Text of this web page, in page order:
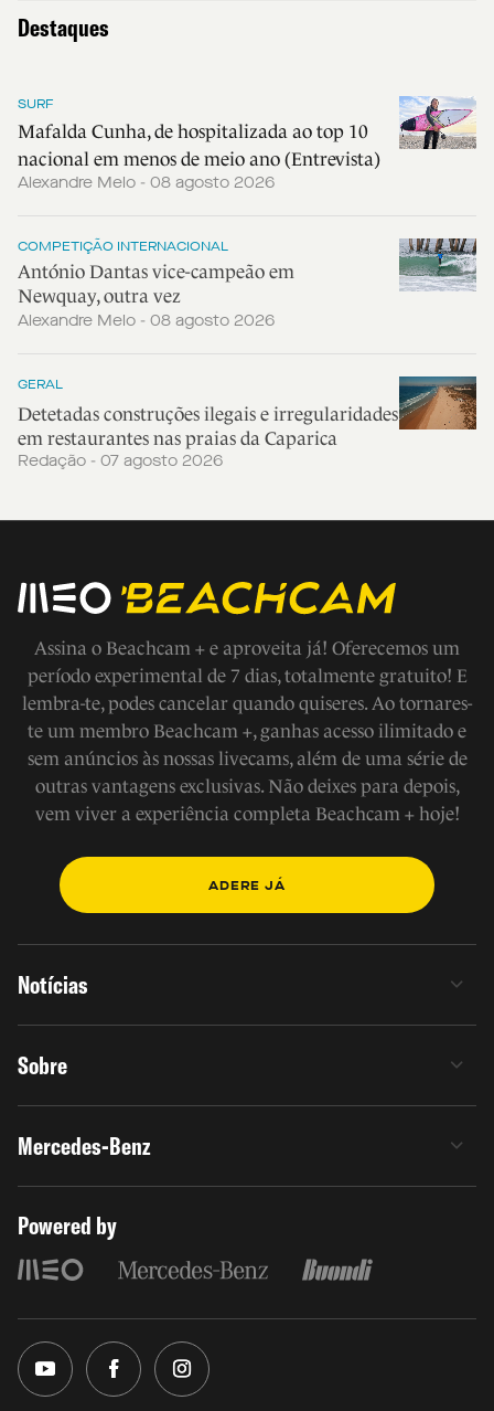
Destaques
SURF
Mafalda Cunha, de hospitalizada ao top 10
nacional em menos de meio ano (Entrevista)
Alexandre Melo - 08 agosto 2026
COMPETIÇÃO INTERNACIONAL
António Dantas vice-campeão em
Newquay, outra vez
Alexandre Melo - 08 agosto 2026
GERAL
Detetadas construções ilegais e irregularidades
em restaurantes nas praias da Caparica
Redação - 07 agosto 2026
Assina o Beachcam + e aproveita já! Oferecemos um
período experimental de 7 dias, totalmente gratuito! E
lembra-te, podes cancelar quando quiseres. Ao tornares-
te um membro Beachcam +, ganhas acesso ilimitado e
sem anúncios às nossas livecams, além de uma série de
outras vantagens exclusivas. Não deixes para depois,
vem viver a experiência completa Beachcam + hoje!
ADERE JÁ
Notícias
Sobre
Mercedes-Benz
Powered by